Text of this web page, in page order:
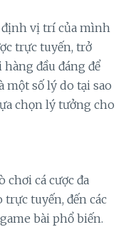
định vị trí của mình
trực tuyến, trở
đầu đáng để
một số lý do tại sao
chọn lý tưởng cho
chơi cá cược đa
trực tuyến, đến các
bài phổ biến.